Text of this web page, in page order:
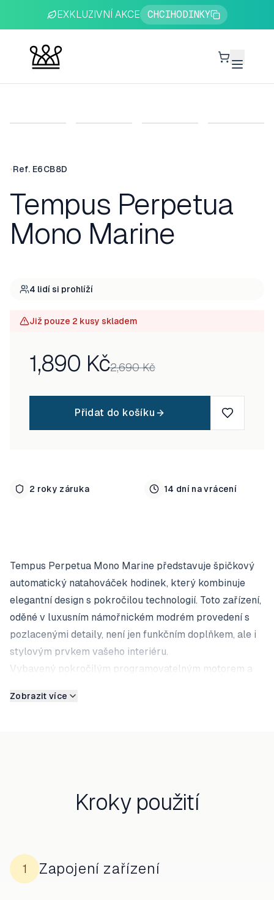
EXKLUZIVNÍ AKCE CHCIHODINKY
Cart
•Ref. E6CB8D
Tempus Perpetua
Mono Marine
4 lidí si prohlíží
Již pouze 2 kusy skladem
1,890 Kč2,690Kč
Přidat do košíku
2 roky záruka 14 dní na vrácení
Tempus Perpetua Mono Marine představuje špičkový
automatický natahováček hodinek, který kombinuje
elegantní design s pokročilou technologií. Toto zařízení,
oděné v luxusním námořnickém modrém provedení s
pozlacenými detaily, není jen funkčním doplňkem, ale i
stylovým prvkem vašeho interiéru.
Vybavený pokročilým programovatelným motorem a
režimů natahování, které vyhoví požadavkům všech
Zobrazit více
Kroky použití
1 Zapojení zařízení